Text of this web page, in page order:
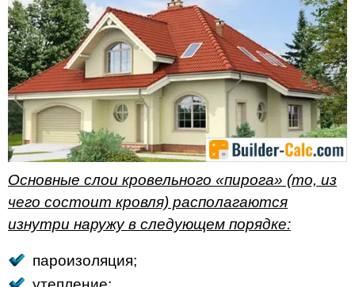
Основные слои кровельного «пирога» (то, из
чего состоит кровля) располагаются
изнутри наружу в следующем порядке:
пароизоляция;